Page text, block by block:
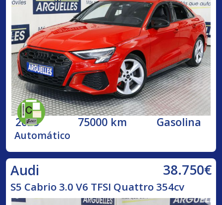
2023 75000 km Gasolina
Automático
Audi 38.750€
S5 Cabrio 3.0 V6 TFSI Quattro 354cv